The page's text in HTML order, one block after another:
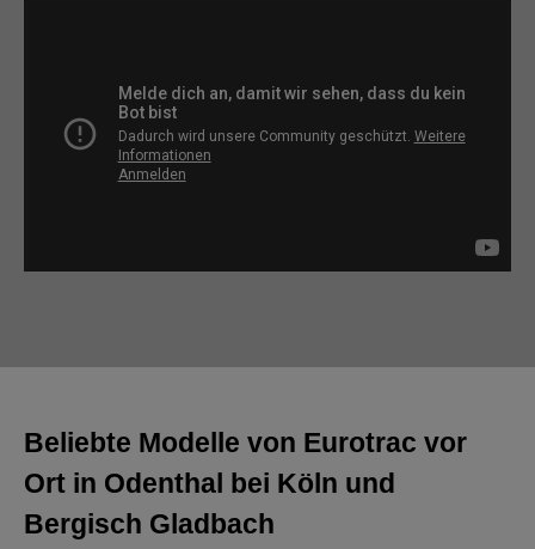
Beliebte Modelle von Eurotrac vor
Ort in Odenthal bei Köln und
Bergisch Gladbach